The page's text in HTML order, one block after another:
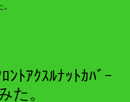
ﾝﾄｱｸｽﾙﾅｯﾄｶﾊﾞｰ
た。